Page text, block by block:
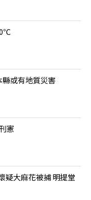
縣或有地質災害
憲
疑大麻花被捕 明提堂